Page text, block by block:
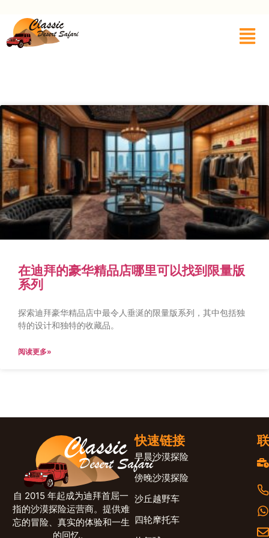
在迪拜的豪华精品店哪里可以找到限量版
系列
探索迪拜豪华精品店中最令人垂涎​​的限量版系列，其中包括独
特的设计和独特的收藏品。
阅读更多»
自 2015 年起成为迪拜首屈一
指的沙漠探险运营商。提供难
忘的冒险、真实的体验和一生
的回忆。
快速链接
早晨沙漠探险
傍晚沙漠探险
沙丘越野车
四轮摩托车